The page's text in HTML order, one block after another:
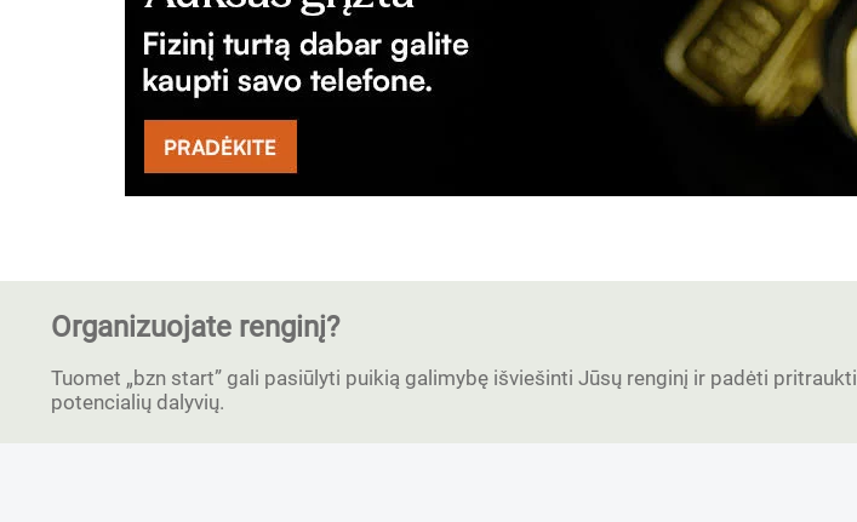
Organizuojate renginį?
Tuomet „bzn start” gali pasiūlyti puikią galimybę išviešinti Jūsų renginį ir padėti pritraukti
potencialių dalyvių.